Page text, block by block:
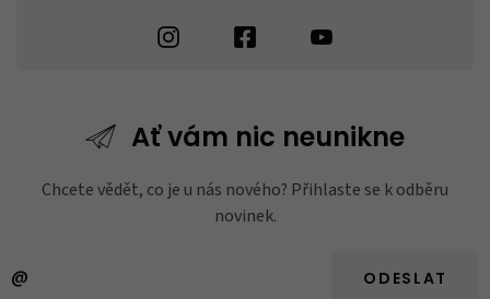
Ať vám nic neunikne
Chcete vědět, co je u nás nového? Přihlaste se k odběru
novinek.
ODESLAT